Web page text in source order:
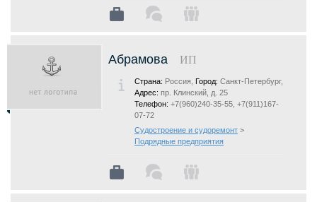
Абрамова ИП
Страна: Россия, Город: Санкт-Петербург,
Адрес: пр. Клинский, д. 25
Телефон: +7(960)240-35-55, +7(911)167-
07-72
Судостроение и судоремонт >
Подрядные предприятия